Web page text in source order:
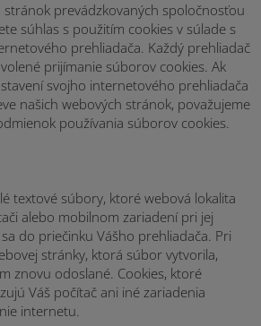
stránok prevádzkovaných spoločnosťou
súhlas s použitím cookies v súlade s
prehliadača. Každý prehliadač
prijímanie súborov cookies. Ak
svojho internetového prehliadača
našich webových stránok, považujeme
používania súborov cookies.
textové súbory, ktoré webová lokalita
alebo mobilnom zariadení pri jej
do priečinku Vášho prehliadača. Pri
stránky, ktorá súbor vytvorila,
znovu odoslané. Cookies, ktoré
Váš počítač ani iné zariadenia
internetu.